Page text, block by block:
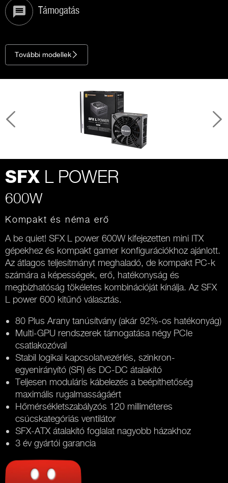
Támogatás
További modellek
SFX L POWER
600W
Kompakt és néma erő
A be quiet! SFX L power 600W kifejezetten mini ITX
gépekhez és kompakt gamer konfigurációkhoz ajánlott.
Az átlagos teljesítmányt meghaladó, de kompakt PC-k
számára a képességek, erő, hatékonyság és
megbízhatóság tökéletes kombinációját kínálja. Az SFX
L power 600 kitűnő választás.
80 Plus Arany tanúsítvány (akár 92%-os hatékonyág)
Multi-GPU rendszerek támogatása négy PCIe
csatlakozóval
Stabil logikai kapcsolatvezérlés, szinkron-
egyenirányító (SR) és DC-DC átalakító
Teljesen moduláris kábelezés a beépíthetőség
maximális rugalmasságáért
Hőmérsékletszabályzós 120 milliméteres
csúcskategóriás ventilátor
SFX-ATX átalakító foglalat nagyobb házakhoz
3 év gyártói garancia